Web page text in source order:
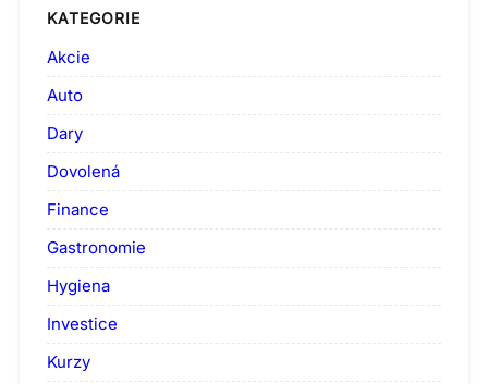
KATEGORIE
Akcie
Auto
Dary
Dovolená
Finance
Gastronomie
Hygiena
Investice
Kurzy